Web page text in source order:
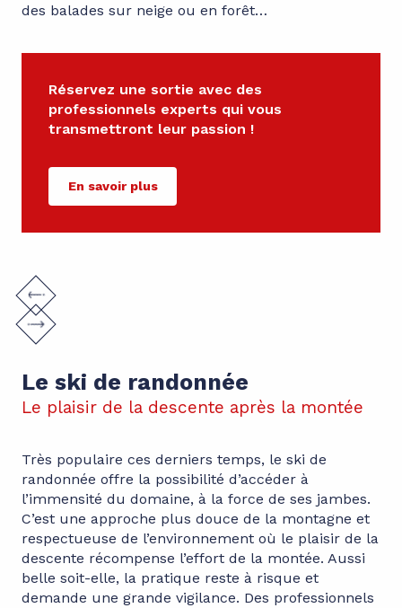
des balades sur neige ou en forêt…
Réservez une sortie avec des
professionnels experts qui vous
transmettront leur passion !
En savoir plus
Le ski de randonnée
Le plaisir de la descente après la montée
Très populaire ces derniers temps, le ski de
randonnée offre la possibilité d’accéder à
l’immensité du domaine, à la force de ses jambes.
C’est une approche plus douce de la montagne et
respectueuse de l’environnement où le plaisir de la
descente récompense l’effort de la montée. Aussi
belle soit-elle, la pratique reste à risque et
demande une grande vigilance. Des professionnels